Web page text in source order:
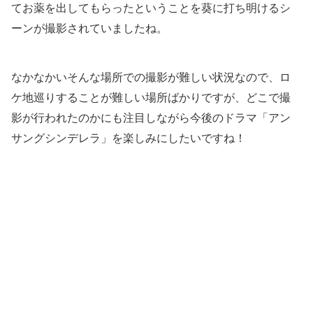
てお薬を出してもらったということを葵に打ち明けるシ
ーンが撮影されていましたね。
なかなかいそんな場所での撮影が難しい状況なので、ロ
ケ地巡りすることが難しい場所ばかりですが、どこで撮
影が行われたのかにも注目しながら今後のドラマ「アン
サングシンデレラ」を楽しみにしたいですね！